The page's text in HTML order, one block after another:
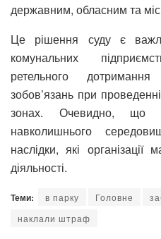
державним, обласним та
Це рішення суду є
комунальних
ретельного
зобов’язань при
зонах. Очевидно, що
навколишнього
наслідки, які
діяльності.
Теми: в парку Головне
наклали штраф